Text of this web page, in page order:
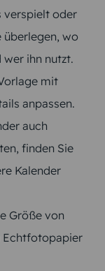
verspielt oder
überlegen, wo
wer ihn nutzt.
mit
anpassen.
auch
finden Sie
Kalender
Größe von
Echtfotopapier